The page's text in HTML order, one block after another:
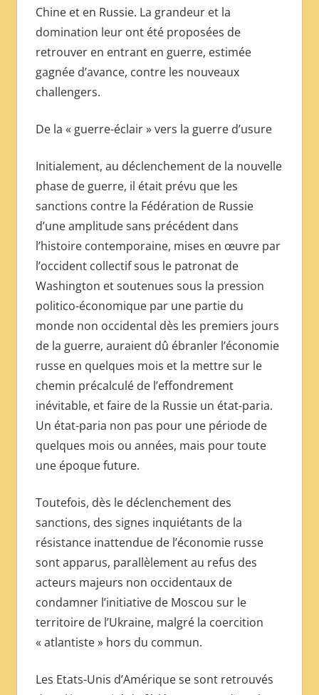
Chine et en Russie. La grandeur et la
domination leur ont été proposées de
retrouver en entrant en guerre, estimée
gagnée d’avance, contre les nouveaux
challengers.
De la « guerre-éclair » vers la guerre d’usure
Initialement, au déclenchement de la nouvelle
phase de guerre, il était prévu que les
sanctions contre la Fédération de Russie
d’une amplitude sans précédent dans
l’histoire contemporaine, mises en œuvre par
l’occident collectif sous le patronat de
Washington et soutenues sous la pression
politico-économique par une partie du
monde non occidental dès les premiers jours
de la guerre, auraient dû ébranler l’économie
russe en quelques mois et la mettre sur le
chemin précalculé de l’effondrement
inévitable, et faire de la Russie un état-paria.
Un état-paria non pas pour une période de
quelques mois ou années, mais pour toute
une époque future.
Toutefois, dès le déclenchement des
sanctions, des signes inquiétants de la
résistance inattendue de l’économie russe
sont apparus, parallèlement au refus des
acteurs majeurs non occidentaux de
condamner l’initiative de Moscou sur le
territoire de l’Ukraine, malgré la coercition
« atlantiste » hors du commun.
Les Etats-Unis d’Amérique se sont retrouvés